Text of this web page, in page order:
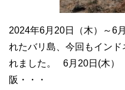
2024年6月20日（木）～6
れたバリ島、今回もイン
れました。 6月20日(木
阪・・・